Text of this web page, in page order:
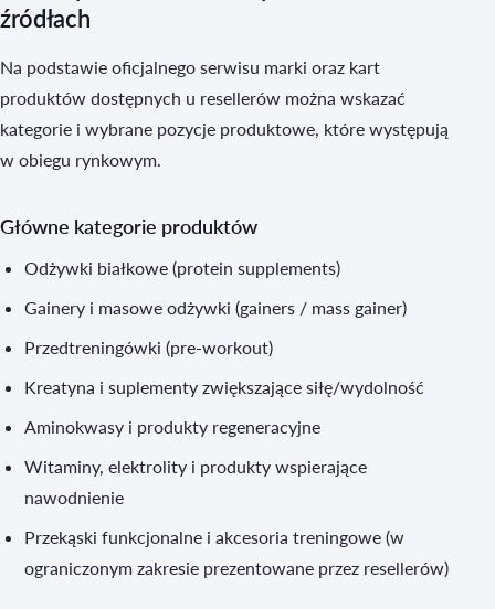
źródłach
Na podstawie oficjalnego serwisu marki oraz kart
produktów dostępnych u resellerów można wskazać
kategorie i wybrane pozycje produktowe, które występują
w obiegu rynkowym.
Główne kategorie produktów
Odżywki białkowe (protein supplements)
Gainery i masowe odżywki (gainers / mass gainer)
Przedtreningówki (pre-workout)
Kreatyna i suplementy zwiększające siłę/wydolność
Aminokwasy i produkty regeneracyjne
Witaminy, elektrolity i produkty wspierające
nawodnienie
Przekąski funkcjonalne i akcesoria treningowe (w
ograniczonym zakresie prezentowane przez resellerów)